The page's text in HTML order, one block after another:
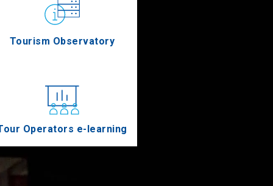
Tourism Observatory
Operators e-learning